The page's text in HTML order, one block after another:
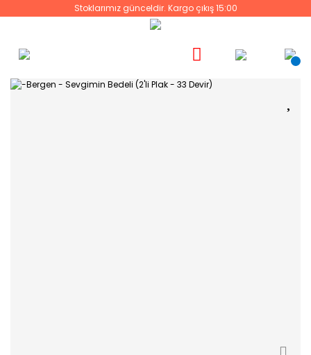
Stoklarımız günceldir. Kargo çıkış 15:00